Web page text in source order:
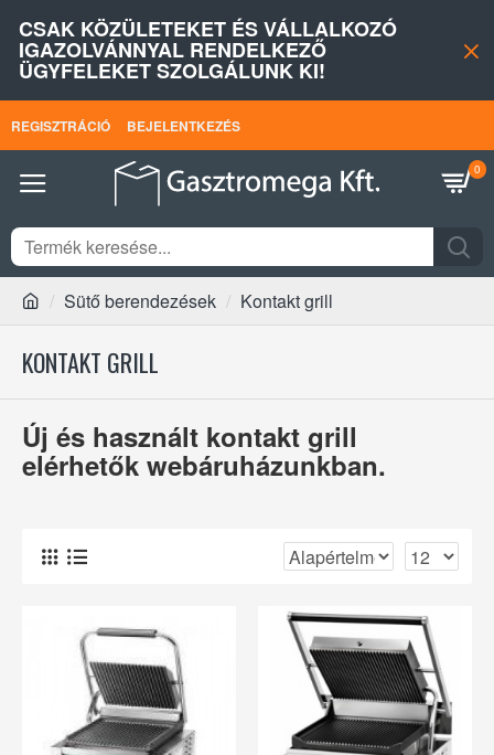
CSAK KÖZÜLETEKET ÉS VÁLLALKOZÓ
IGAZOLVÁNNYAL RENDELKEZŐ
ÜGYFELEKET SZOLGÁLUNK KI!
REGISZTRÁCIÓ BEJELENTKEZÉS
0
Sütő berendezések Kontakt grill
KONTAKT GRILL
Új és használt kontakt grill
elérhetők webáruházunkban.